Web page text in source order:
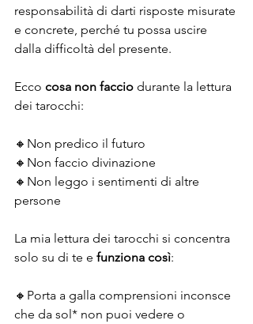
responsabilità di darti risposte misurate
e concrete, perché tu possa uscire
dalla difficoltà del presente.
Ecco cosa non faccio durante la lettura
dei tarocchi:
🔸️Non predico il futuro
🔸️Non faccio divinazione
🔸️Non leggo i sentimenti di altre
persone
La mia lettura dei tarocchi si concentra
solo su di te e funziona così:
🔸️Porta a galla comprensioni inconsce
che da sol* non puoi vedere o